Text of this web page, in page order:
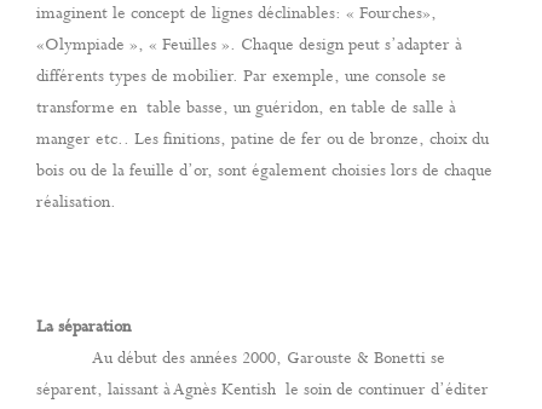
imaginent le concept de lignes déclinables: « Fourches»,
«Olympiade », « Feuilles ». Chaque design peut s’adapter à
différents types de mobilier. Par exemple, une console se
transforme en table basse, un guéridon, en table de salle à
manger etc.. Les finitions, patine de fer ou de bronze, choix du
bois ou de la feuille d’or, sont également choisies lors de chaque
réalisation.
La séparation
Au début des années 2000, Garouste & Bonetti se
séparent, laissant à Agnès Kentish le soin de continuer d’éditer